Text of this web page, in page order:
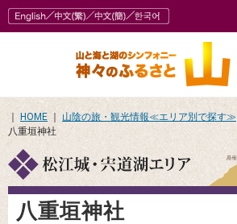
HOME 山陰の旅・観光情報≪エリア別で探す≫
八重垣神社
八重垣神社